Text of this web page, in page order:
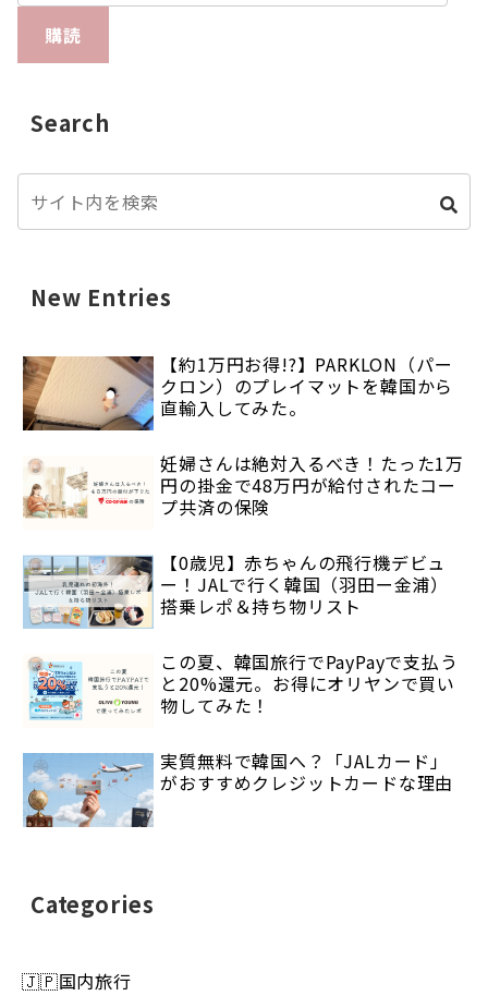
購読
Search
New Entries
【約1万円お得!?】PARKLON（パー
クロン）のプレイマットを韓国から
直輸入してみた。
妊婦さんは絶対入るべき！たった1万
円の掛金で48万円が給付されたコー
プ共済の保険
【0歳児】赤ちゃんの飛行機デビュ
ー！JALで行く韓国（羽田ー金浦）
搭乗レポ＆持ち物リスト
この夏、韓国旅行でPayPayで支払う
と20%還元。お得にオリヤンで買い
物してみた！
実質無料で韓国へ？「JALカード」
がおすすめクレジットカードな理由
Categories
🇯🇵国内旅行